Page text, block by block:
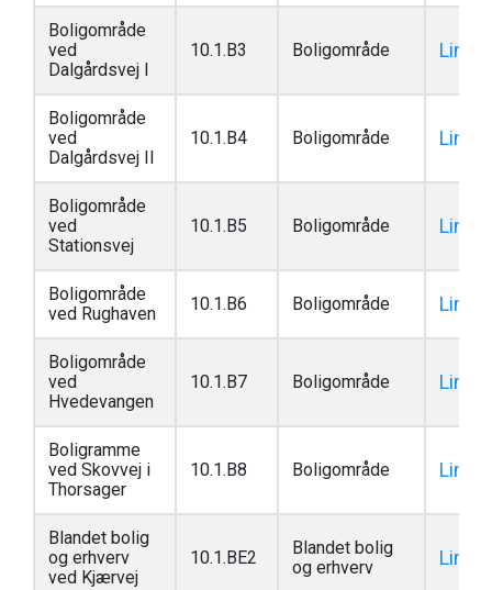
Boligområde
ved
Dalgårdsvej I
10.1.B3 Boligområde Link
Boligområde
ved
Dalgårdsvej II
10.1.B4 Boligområde Link
Boligområde
ved
Stationsvej
10.1.B5 Boligområde Link
Boligområde
ved Rughaven
10.1.B6 Boligområde Link
Boligområde
ved
Hvedevangen
10.1.B7 Boligområde Link
Boligramme
ved Skovvej i
Thorsager
10.1.B8 Boligområde Link
Blandet bolig
og erhverv
ved Kjærvej
10.1.BE2
Blandet bolig
og erhverv
Link